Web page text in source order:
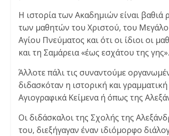
Η ιστορία των Ακαδημιών είναι βαθιά
των μαθητών του Χριστού, του
Αγίου Πνεύματος και ότι οι ίδιοι οι
και τη Σαμάρεια «έως εσχάτου της γης».
Άλλοτε πάλι τις συναντούμε
διδασκόταν η ιστορική και
Αγιογραφικά Κείμενα ή όπως της
Οι διδάσκαλοι της Σχολής της
του, διεξήγαγαν έναν ιδιόμορφο